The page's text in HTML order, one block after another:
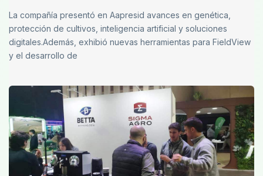
La compañía presentó en Aapresid avances en genética,
protección de cultivos, inteligencia artificial y soluciones
digitales.Además, exhibió nuevas herramientas para FieldView
y el desarrollo de